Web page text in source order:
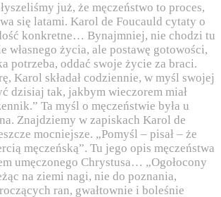
już, że męczeństwo to proces,
się latami. Karol de Foucauld cytaty o
konkretne… Bynajmniej, nie chodzi tu
własnego życia, ale postawę gotowości,
potrzeba, oddać swoje życie za braci.
Karol składał codziennie, w myśl swojej
dzisiaj tak, jakbym wieczorem miał
Ta myśl o męczeństwie była u
Znajdziemy w zapiskach Karol de
mocniejsze. „Pomyśl – pisał – że
męczeńską”. Tu jego opis męczeństwa
umęczonego Chrystusa… „Ogołocony
na ziemi nagi, nie do poznania,
ran, gwałtownie i boleśnie